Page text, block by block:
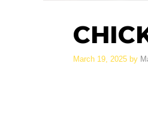
March 19, 2025 by